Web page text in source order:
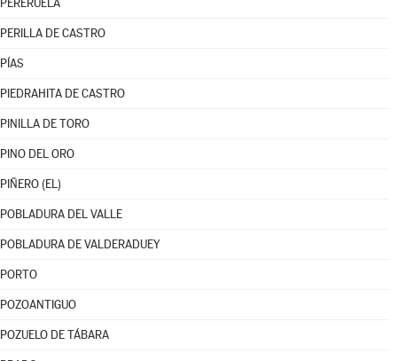
PERERUELA
PERILLA DE CASTRO
PÍAS
PIEDRAHITA DE CASTRO
PINILLA DE TORO
PINO DEL ORO
PIÑERO (EL)
POBLADURA DEL VALLE
POBLADURA DE VALDERADUEY
PORTO
POZOANTIGUO
POZUELO DE TÁBARA